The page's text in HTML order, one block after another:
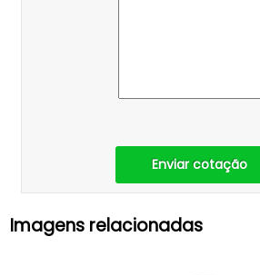
Enviar cotação
Imagens relacionadas